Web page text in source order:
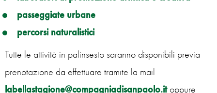
passeggiate urbane
percorsi naturalistici
Tutte le attività in palinsesto saranno disponibili previa
prenotazione da effettuare tramite la mail
labellastagione@compagniadisanpaolo.itoppure